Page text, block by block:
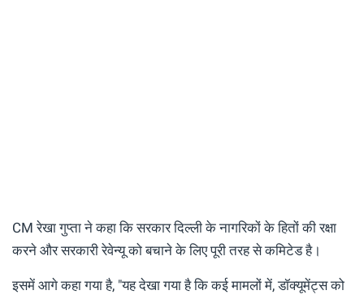
CM रेखा गुप्ता ने कहा कि सरकार दिल्ली के नागरिकों के हितों की रक्षा
करने और सरकारी रेवेन्यू को बचाने के लिए पूरी तरह से कमिटेड है।
इसमें आगे कहा गया है, "यह देखा गया है कि कई मामलों में, डॉक्यूमेंट्स को